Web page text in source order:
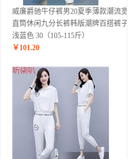
威廉爵驰牛仔裤男20夏季薄款潮流宽松
直筒休闲九分长裤韩版潮牌百搭裤子男
浅蓝色 30（105-115斤）
￥ 101.20